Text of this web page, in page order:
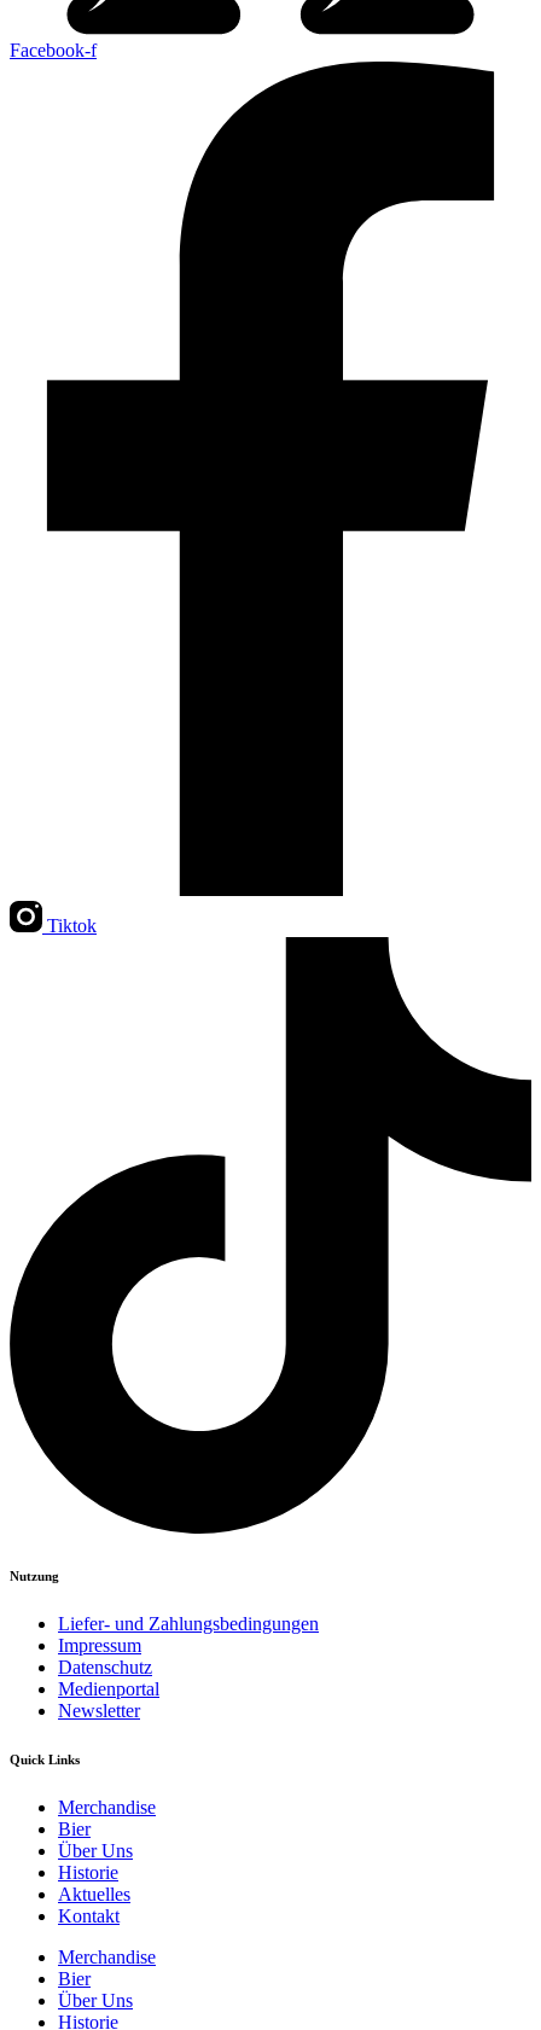
Facebook-f
Tiktok
Nutzung
Liefer- und Zahlungsbedingungen
Impressum
Datenschutz
Medienportal
Newsletter
Quick Links
Merchandise
Bier
Über Uns
Historie
Aktuelles
Kontakt
Merchandise
Bier
Über Uns
Historie